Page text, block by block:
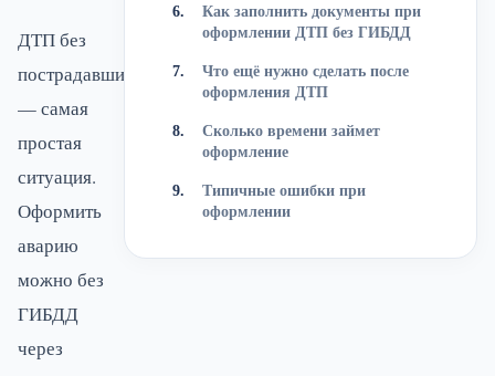
ДТП без
пострадавших
— самая
простая
ситуация.
Оформить
аварию
можно без
ГИБДД
через
Как заполнить документы при
оформлении ДТП без ГИБДД
Что ещё нужно сделать после
оформления ДТП
Сколько времени займет
оформление
Типичные ошибки при
оформлении